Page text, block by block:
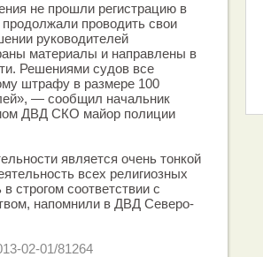
не прошли регистрацию в
проводить свои
руководителей
материалы и направлены в
Решениями судов все
штрафу в размере 100
— сообщил начальник
ДВД СКО майор полиции
является очень тонкой
всех религиозных
строгом соответствии с
напомнили в ДВД Северо-
02-01/81264